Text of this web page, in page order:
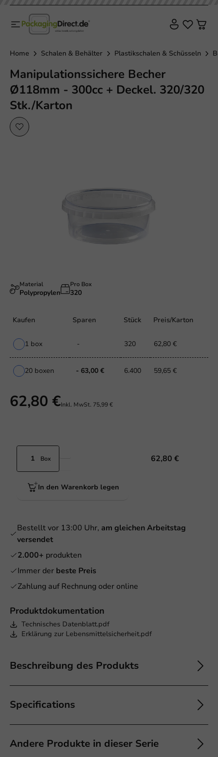
Home Schalen & Behälter Plastikschalen & Schüsseln
Manipulationssichere Becher
Ø118mm - 300cc + Deckel. 320/320
Stk./Karton
Produktdokumentation
Technisches Datenblatt.pdf
Erklärung zur Lebensmittelsicherheit.pdf
Beschreibung des Produkts
Specifications
Andere Produkte in dieser Serie
Material
Polypropylen
Pro Box
320
Kaufen Sparen Stück Preis/Karton
1 box - 320 62,80 €
20 boxen - 63,00 € 6.400 59,65 €
62,80 €Inkl. MwSt. 75,99 €
Box 62,80 €
In den Warenkorb legen
Bestellt vor 13:00 Uhr, am gleichen Arbeitstag
versendet
2.000+ produkten
Immer der beste Preis
Zahlung auf Rechnung oder online